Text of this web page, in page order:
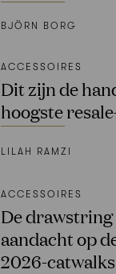
BJÖRN BORG
ACCESSOIRES
Dit zijn de
hoogste
LILAH RAMZI
ACCESSOIRES
De
aandacht op
2026-catwalks